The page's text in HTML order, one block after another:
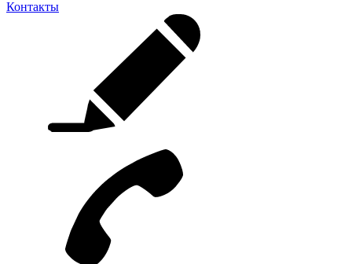
Контакты